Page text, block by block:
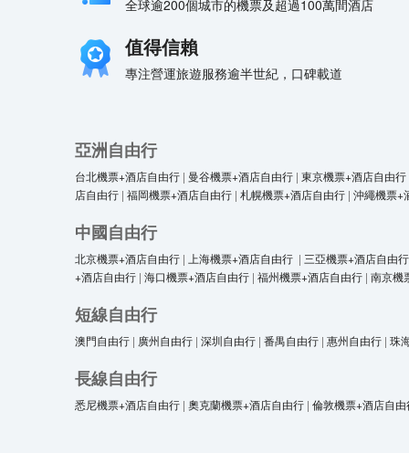
全球逾200個城市的機票及超過100萬間酒店
值得信賴
專注營運旅遊服務逾半世紀，口碑載道
亞洲自由行
台北機票+酒店自由行 | 曼谷機票+酒店自由行 | 東京機票+酒店自由行
店自由行 | 福岡機票+酒店自由行 | 札幌機票+酒店自由行 | 沖繩機票+
中國自由行
北京機票+酒店自由行 | 上海機票+酒店自由行 | 三亞機票+酒店自由行
+酒店自由行 | 海口機票+酒店自由行 | 福州機票+酒店自由行 | 南京機
短線自由行
澳門自由行 | 廣州自由行 | 深圳自由行 | 番禺自由行 | 惠州自由行 | 珠
長線自由行
悉尼機票+酒店自由行 | 奧克蘭機票+酒店自由行 | 倫敦機票+酒店自由